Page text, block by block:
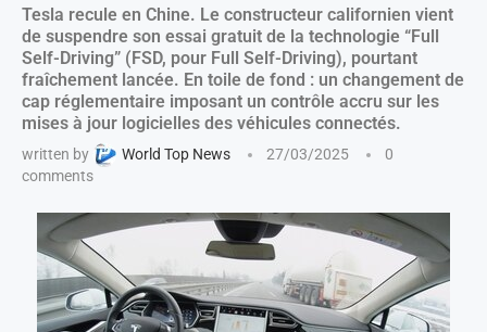
Tesla recule en Chine. Le constructeur californien vient
de suspendre son essai gratuit de la technologie “Full
Self-Driving” (FSD, pour Full Self-Driving), pourtant
fraîchement lancée. En toile de fond : un changement de
cap réglementaire imposant un contrôle accru sur les
mises à jour logicielles des véhicules connectés.
written by World Top News 27/03/2025
0
comments